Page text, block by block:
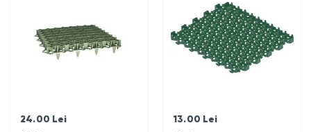
24.00 Lei 13.00 Lei